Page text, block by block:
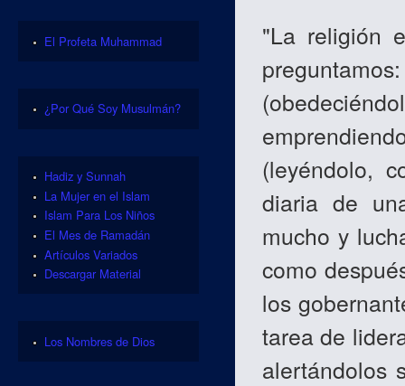
"La religión
(leyéndolo,
diaria de
mucho y
como
los
tarea de
alertándolos
El Profeta Muhammad
¿Por Qué Soy Musulmán?
Hadiz y Sunnah
La Mujer en el Islam
Islam Para Los Niños
El Mes de Ramadán
Artículos Variados
Descargar Material
Los Nombres de Dios